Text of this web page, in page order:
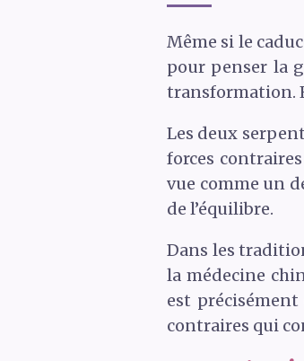
Même si le
pour penser la
transformation.
Les deux
forces
vue comme un
de l’équilibre.
Dans les
la médecine
est
contraires qui